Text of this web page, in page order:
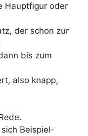
Hauptfigur oder
der schon zur
bis zum
also knapp,
Beispiel-